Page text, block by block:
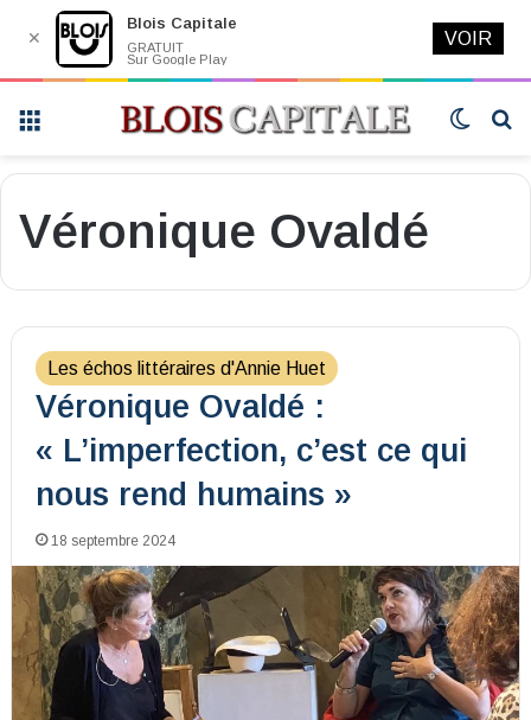
Switch
Véronique Ovaldé
Les échos littéraires d'Annie Huet
Véronique Ovaldé :
« L’imperfection, c’est ce qui
nous rend humains »
18 septembre 2024
✕
Blois Capitale
GRATUIT
Sur Google Play
VOIR